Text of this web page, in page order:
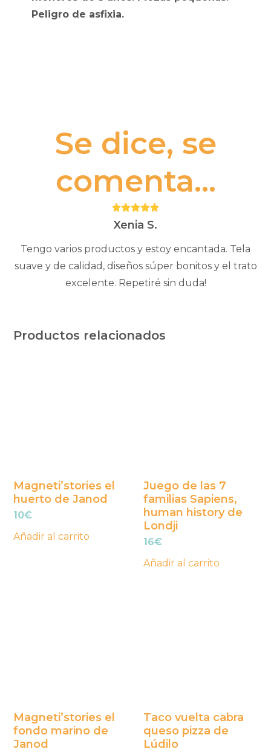
Peligro de asfixia.
Se dice, se
comenta...
Puntuación:
5Xenia S.
Tengo varios productos y estoy encantada. Tela
suave y de calidad, diseños súper bonitos y el trato
excelente. Repetiré sin duda!
Productos relacionados
Magneti’stories el
huerto de Janod
10€
Añadir al carrito
Juego de las 7
familias Sapiens,
human history de
Londji
16€
Añadir al carrito
Magneti’stories el
fondo marino de
Janod
Taco vuelta cabra
queso pizza de
Lúdilo